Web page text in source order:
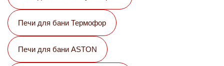
Печи для бани Термофор
Печи для бани ASTON